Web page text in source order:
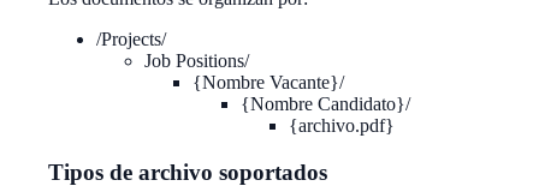
/Projects/
Job Positions/
{Nombre Vacante}/
{Nombre Candidato}/
{archivo.pdf}
Tipos de archivo soportados